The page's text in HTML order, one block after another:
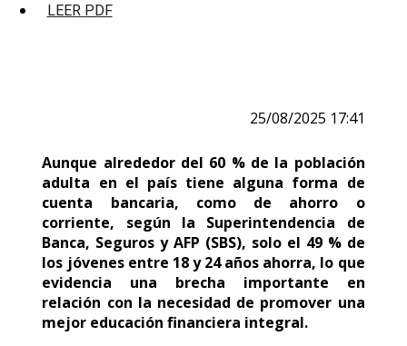
LEER PDF
25/08/2025 17:41
Aunque alrededor del 60 % de la población
adulta en el país tiene alguna forma de
cuenta bancaria, como de ahorro o
corriente, según la Superintendencia de
Banca, Seguros y AFP (SBS), solo el 49 % de
los jóvenes entre 18 y 24 años ahorra, lo que
evidencia una brecha importante en
relación con la necesidad de promover una
mejor educación financiera integral.